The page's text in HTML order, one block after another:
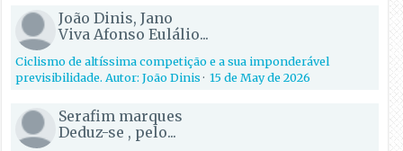
João Dinis, Jano
Viva Afonso Eulálio...
Ciclismo de altíssima competição e a sua imponderável
previsibilidade. Autor: João Dinis·15 de May de 2026
Serafim marques
Deduz-se , pelo...